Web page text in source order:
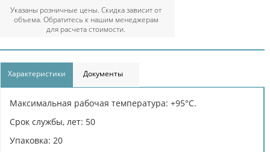
Указаны розничные цены. Скидка зависит от
объема. Обратитесь к нашим менеджерам
для расчета стоимости.
Характеристики Документы
Максимальная рабочая температура: +95°С.
Срок службы, лет: 50
Упаковка: 20